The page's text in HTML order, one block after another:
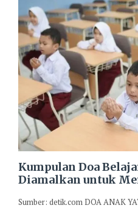
Kumpulan Doa
Diamalkan untuk
Sumber: detik.com DOA ANAK